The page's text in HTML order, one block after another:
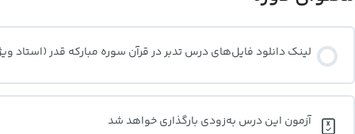
لینک دانلود فایل‌های درس تدبر در قرآن سوره مبارکه قدر (استاد
آزمون این درس به‌زودی بارگذاری خواهد شد